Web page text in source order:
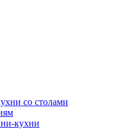
со столами
кухни